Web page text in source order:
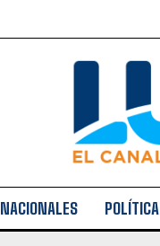
NACIONALES POLÍTICA